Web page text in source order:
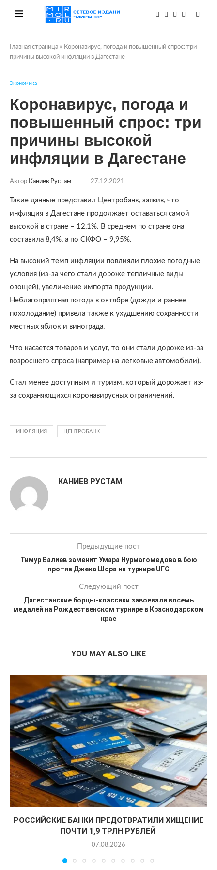
Главная страница » Коронавирус, погода и повышенный спрос: три
причины высокой инфляции в Дагестане
Экономика
Коронавирус, погода и
повышенный спрос: три
причины высокой
инфляции в Дагестане
Автор Каниев Рустам 27.12.2021
Такие данные представил Центробанк, заявив, что
инфляция в Дагестане продолжает оставаться самой
высокой в стране – 12,1%. В среднем по стране она
составила 8,4%, а по СКФО – 9,95%.
На высокий темп инфляции повлияли плохие погодные
условия (из-за чего стали дороже тепличные виды
овощей), увеличение импорта продукции.
Неблагоприятная погода в октябре (дожди и раннее
похолодание) привела также к ухудшению сохранности
местных яблок и винограда.
Что касается товаров и услуг, то они стали дороже из-за
возросшего спроса (например на легковые автомобили).
Стал менее доступным и туризм, который дорожает из-
за сохраняющихся коронавирусных ограничений.
ИНФЛЯЦИЯ ЦЕНТРОБАНК
КАНИЕВ РУСТАМ
Предыдущие пост
Тимур Валиев заменит Умара Нурмагомедова в бою
против Джека Шора на турнире UFC
Следующий пост
Дагестанские борцы-классики завоевали восемь
медалей на Рождественском турнире в Краснодарском
крае
YOU MAY ALSO LIKE
РОССИЙСКИЕ БАНКИ ПРЕДОТВРАТИЛИ ХИЩЕНИЕ
ПОЧТИ 1,9 ТРЛН РУБЛЕЙ
07.08.2026